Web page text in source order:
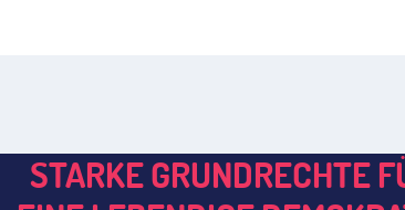
STARKE GRUNDRECHTE